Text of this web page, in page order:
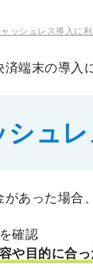
ッシュレス導入に
済端末の導入
シュ
あった場合
確認
や目的に合